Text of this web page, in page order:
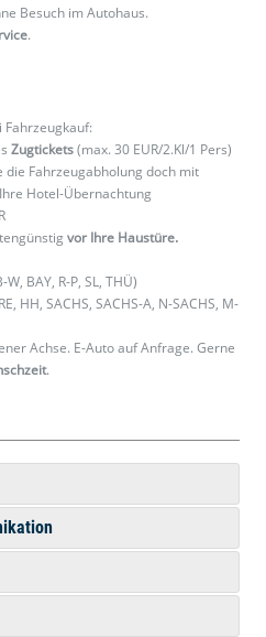
Besuch im Autohaus.
.
Fahrzeugkauf:
Zugtickets(max. 30 EUR/2.Kl/1 Pers)
Fahrzeugabholung doch mit
Ihre Hotel-Übernachtung
vor Ihre Haustüre.
BAY, R-P, SL, THÜ)
HH, SACHS, SACHS-A, N-SACHS, M-
Achse. E-Auto auf Anfrage. Gerne
.